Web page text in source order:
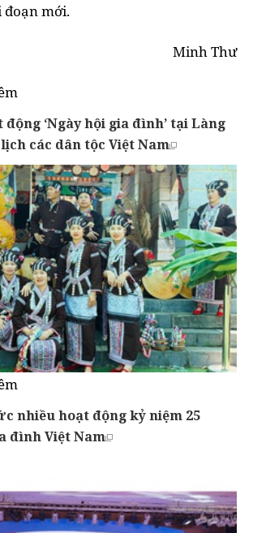
mới.
Minh Thư
‘Ngày hội gia đình’ tại Làng
các dân tộc Việt Nam
nhiều hoạt động kỷ niệm 25
đình Việt Nam